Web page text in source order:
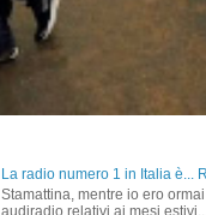
La radio numero 1 in Italia è...
Stamattina, mentre io ero
audiradio relativi ai mesi